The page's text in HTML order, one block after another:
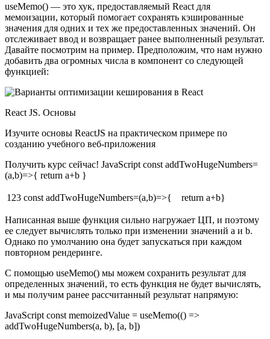
useMemo() — это хук, предоставляемый React для
мемоизации, который помогает сохранять кэшированные
значения для одних и тех же предоставленных значений. Он
отслеживает ввод и возвращает ранее выполненный результат.
Давайте посмотрим на пример. Предположим, что нам нужно
добавить два огромных числа в компонент со следующей
функцией:
React JS. Основы
Изучите основы ReactJS на практическом примере по
созданию учебного веб-приложения
Получить курс сейчас! JavaScript const addTwoHugeNumbers=
(a,b)=>{ return a+b }
123 const addTwoHugeNumbers=(a,b)=>{ return a+b}
Написанная выше функция сильно нагружает ЦП, и поэтому
ее следует вычислять только при изменении значений a и b.
Однако по умолчанию она будет запускаться при каждом
повторном рендеринге.
С помощью useMemo() мы можем сохранить результат для
определенных значений, то есть функция не будет вычислять,
и мы получим ранее рассчитанный результат напрямую:
JavaScript const memoizedValue = useMemo(() =>
addTwoHugeNumbers(a, b), [a, b])